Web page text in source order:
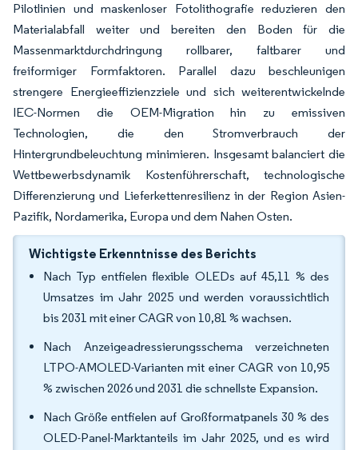
Pilotlinien und maskenloser Fotolithografie reduzieren den
Materialabfall weiter und bereiten den Boden für die
Massenmarktdurchdringung rollbarer, faltbarer und
freiformiger Formfaktoren. Parallel dazu beschleunigen
strengere Energieeffizienzziele und sich weiterentwickelnde
IEC-Normen die OEM-Migration hin zu emissiven
Technologien, die den Stromverbrauch der
Hintergrundbeleuchtung minimieren. Insgesamt balanciert die
Wettbewerbsdynamik Kostenführerschaft, technologische
Differenzierung und Lieferkettenresilienz in der Region Asien-
Pazifik, Nordamerika, Europa und dem Nahen Osten.
Wichtigste Erkenntnisse des Berichts
Nach Typ entfielen flexible OLEDs auf 45,11 % des
Umsatzes im Jahr 2025 und werden voraussichtlich
bis 2031 mit einer CAGR von 10,81 % wachsen.
Nach Anzeigeadressierungsschema verzeichneten
LTPO-AMOLED-Varianten mit einer CAGR von 10,95
% zwischen 2026 und 2031 die schnellste Expansion.
Nach Größe entfielen auf Großformatpanels 30 % des
OLED-Panel-Marktanteils im Jahr 2025, und es wird